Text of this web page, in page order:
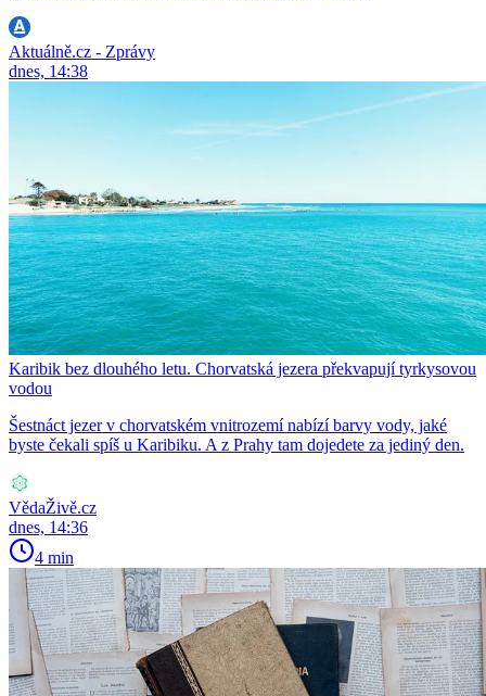
Aktuálně.cz - Zprávy
dnes, 14:38
Karibik bez dlouhého letu. Chorvatská jezera překvapují tyrkysovou
vodou
Šestnáct jezer v chorvatském vnitrozemí nabízí barvy vody, jaké
byste čekali spíš u Karibiku. A z Prahy tam dojedete za jediný den.
VědaŽivě.cz
dnes, 14:36
4 min